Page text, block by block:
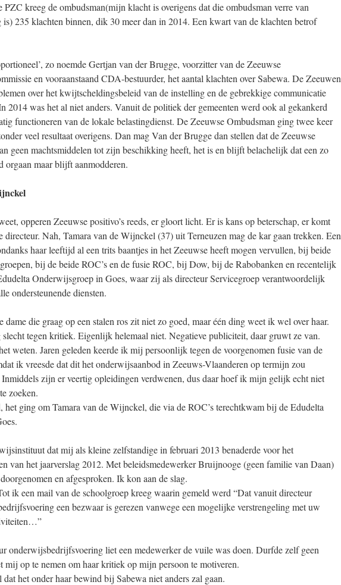
PZC kreeg de ombudsman(mijn klacht is overigens dat die ombudsman verre van
235 klachten binnen, dik 30 meer dan in 2014. Een kwart van de klachten betrof
zo noemde Gertjan van der Brugge, voorzitter van de Zeeuwse
en vooraanstaand CDA-bestuurder, het aantal klachten over Sabewa. De Zeeuwen
over het kwijtscheldingsbeleid van de instelling en de gebrekkige communicatie
2014 was het al niet anders. Vanuit de politiek der gemeenten werd ook al gekankerd
functioneren van de lokale belastingdienst. De Zeeuwse Ombudsman ging twee keer
veel resultaat overigens. Dan mag Van der Brugge dan stellen dat de Zeeuwse
geen machtsmiddelen tot zijn beschikking heeft, het is en blijft belachelijk dat een zo
orgaan maar blijft aanmodderen.
opperen Zeeuwse positivo’s reeds, er gloort licht. Er is kans op beterschap, er komt
directeur. Nah, Tamara van de Wijnckel (37) uit Terneuzen mag de kar gaan trekken. Een
haar leeftijd al een trits baantjes in het Zeeuwse heeft mogen vervullen, bij beide
bij de beide ROC’s en de fusie ROC, bij Dow, bij de Rabobanken en recentelijk
Onderwijsgroep in Goes, waar zij als directeur Servicegroep verantwoordelijk
ondersteunende diensten.
dame die graag op een stalen ros zit niet zo goed, maar één ding weet ik wel over haar.
slecht tegen kritiek. Eigenlijk helemaal niet. Negatieve publiciteit, daar gruwt ze van.
weten. Jaren geleden keerde ik mij persoonlijk tegen de voorgenomen fusie van de
ik vreesde dat dit het onderwijsaanbod in Zeeuws-Vlaanderen op termijn zou
Inmiddels zijn er veertig opleidingen verdwenen, dus daar hoef ik mijn gelijk echt niet
zoeken.
het ging om Tamara van de Wijnckel, die via de ROC’s terechtkwam bij de Edudelta
dat mij als kleine zelfstandige in februari 2013 benaderde voor het
van het jaarverslag 2012. Met beleidsmedewerker Bruijnooge (geen familie van Daan)
en afgesproken. Ik kon aan de slag.
ik een mail van de schoolgroep kreeg waarin gemeld werd “Dat vanuit directeur
een bezwaar is gerezen vanwege een mogelijke verstrengeling met uw
onderwijsbedrijfsvoering liet een medewerker de vuile was doen. Durfde zelf geen
mij op te nemen om haar kritiek op mijn persoon te motiveren.
dat het onder haar bewind bij Sabewa niet anders zal gaan.